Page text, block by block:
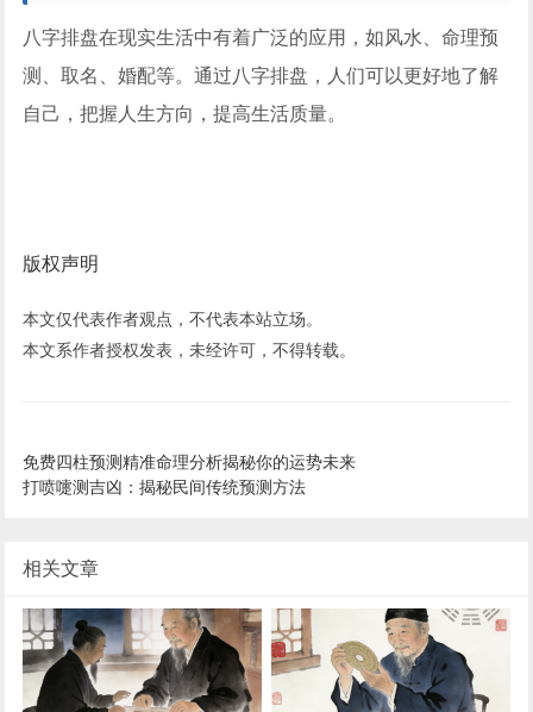
八字排盘在现实生活中有着广泛的应用，如风水、命理预
测、取名、婚配等。通过八字排盘，人们可以更好地了解
自己，把握人生方向，提高生活质量。
版权声明
本文仅代表作者观点，不代表本站立场。
本文系作者授权发表，未经许可，不得转载。
免费四柱预测精准命理分析揭秘你的运势未来
打喷嚏测吉凶：揭秘民间传统预测方法
相关文章